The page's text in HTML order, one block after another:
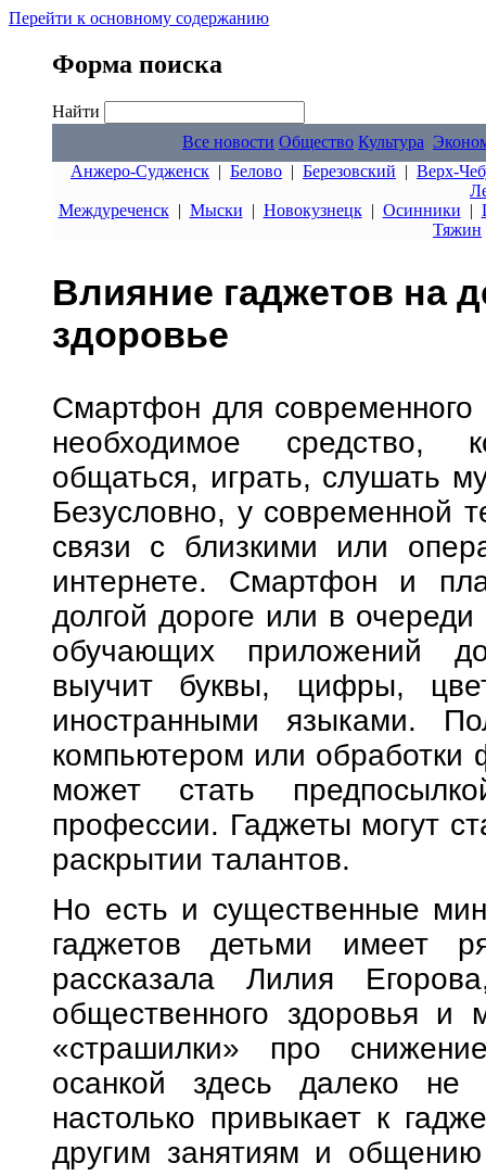
Перейти к основному содержанию
Форма поиска
Найти
Все новости Общество Культура
Анжеро-Судженск | Белово | Березовский | Верх-
Междуреченск| Мыски | Новокузнецк| Осинники |
Тяжин
Влияние гаджетов на
здоровье
Смартфон для современного
необходимое средство,
общаться, играть, слушать
Безусловно, у современной
связи с близкими или
интернете. Смартфон и
долгой дороге или в
обучающих приложений
выучит буквы, цифры,
иностранными языками.
компьютером или обработки
может стать
профессии. Гаджеты могут
раскрытии талантов.
Но есть и существенные
гаджетов детьми имеет
рассказала Лилия
общественного здоровья и
«страшилки» про
осанкой здесь далеко
настолько привыкает к
другим занятиям и